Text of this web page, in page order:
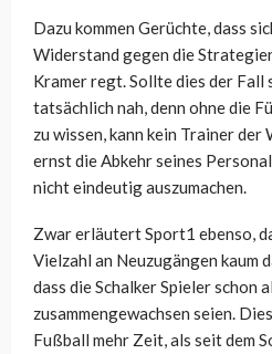
Dazu kommen Gerüchte, dass
Widerstand gegen die
Kramer regt. Sollte dies der Fall
tatsächlich nah, denn ohne die
zu wissen, kann kein Trainer
ernst die Abkehr seines
nicht eindeutig auszumachen.
Zwar erläutert Sport1 ebenso,
Vielzahl an Neuzugängen kaum
dass die Schalker Spieler schon
zusammengewachsen seien.
Fußball mehr Zeit, als seit dem